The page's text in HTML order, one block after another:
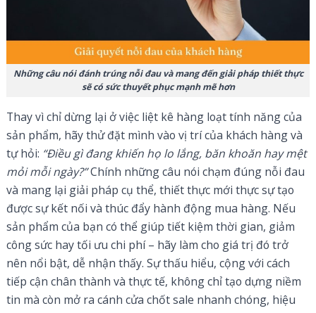
Những câu nói đánh trúng nỗi đau và mang đến giải pháp thiết thực
sẽ có sức thuyết phục mạnh mẽ hơn
Thay vì chỉ dừng lại ở việc liệt kê hàng loạt tính năng của
sản phẩm, hãy thử đặt mình vào vị trí của khách hàng và
tự hỏi: “Điều gì đang khiến họ lo lắng, băn khoăn hay mệt
mỏi mỗi ngày?”Chính những câu nói chạm đúng nỗi đau
và mang lại giải pháp cụ thể, thiết thực mới thực sự tạo
được sự kết nối và thúc đẩy hành động mua hàng. Nếu
sản phẩm của bạn có thể giúp tiết kiệm thời gian, giảm
công sức hay tối ưu chi phí – hãy làm cho giá trị đó trở
nên nổi bật, dễ nhận thấy. Sự thấu hiểu, cộng với cách
tiếp cận chân thành và thực tế, không chỉ tạo dựng niềm
tin mà còn mở ra cánh cửa chốt sale nhanh chóng, hiệu